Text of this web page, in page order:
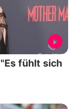
fühlt sich